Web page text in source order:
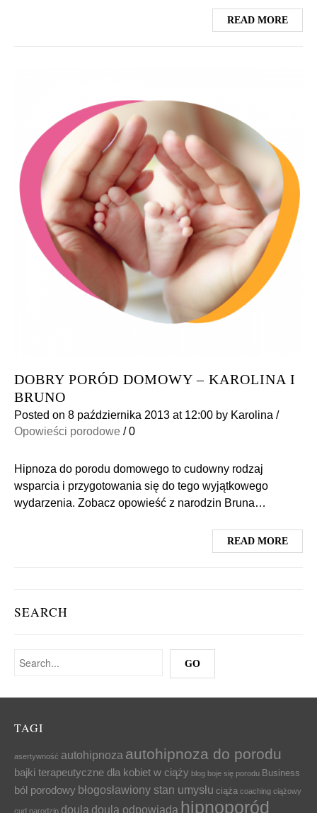
READ MORE
DOBRY PORÓD DOMOWY – KAROLINA I
BRUNO
Posted on 8 października 2013 at 12:00 by Karolina /
Opowieści porodowe /0
Hipnoza do porodu domowego to cudowny rodzaj
wsparcia i przygotowania się do tego wyjątkowego
wydarzenia. Zobacz opowieść z narodzin Bruna…
READ MORE
SEARCH
TAGI
asertywność autohipnoza autohipnoza do porodu
bajki terapeutyczne dla kobiet w ciąży blog boje się porodu Business
ból porodowy błogosławiony stan umysłu ciąża coaching ciążowy
cud narodzin doula doula odpowiada hipnoporód